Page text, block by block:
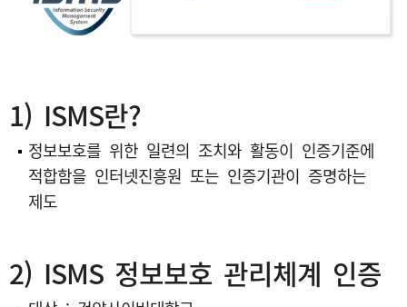
1) ISMS란?
정보보호를 위한 일련의 조치와 활동이 인증기준에
적합함을 인터넷진흥원 또는 인증기관이 증명하는
제도
2) ISMS 정보보호 관리체계 인증